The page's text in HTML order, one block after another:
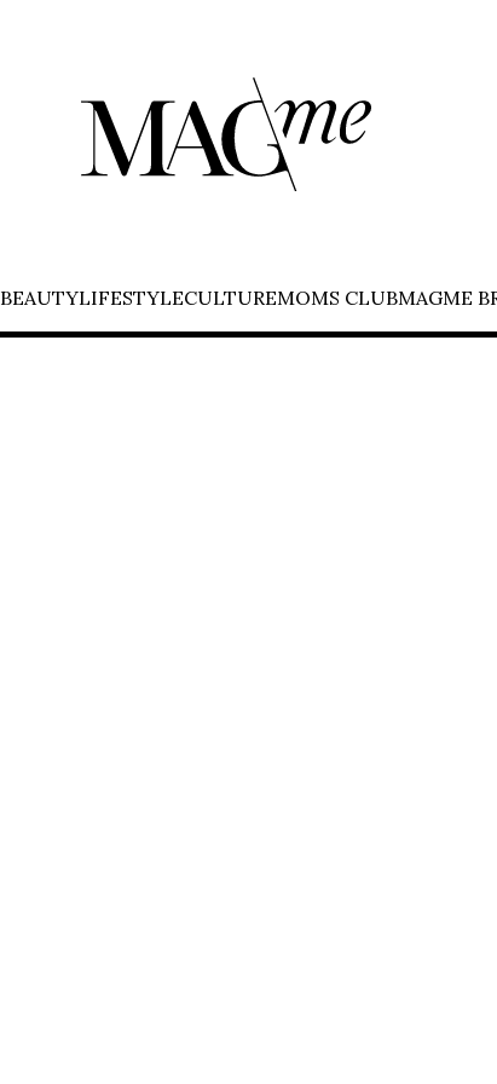
BEAUTYLIFESTYLECULTUREMOMS CLUBMAGME